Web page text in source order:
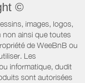
©
images, logos,
non ainsi que toutes
de WeeBnB ou
Les
informatique, dudit
sont autorisées